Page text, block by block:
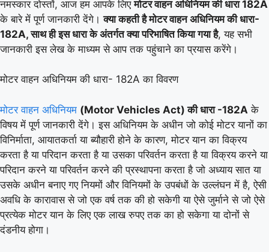
नमस्कार दोस्तों, आज हम आपके लिएमोटर वाहन अधिनियम की धारा 182A
के बारे में पूर्ण जानकारी देंगे।क्या कहती है मोटर वाहन अधिनियम की धारा-
182A, साथ ही इस धारा के अंतर्गत क्या परिभाषित किया गया है, यह सभी
जानकारी इस लेख के माध्यम से आप तक पहुंचाने का प्रयास करेंगे।
मोटर वाहन अधिनियम की धारा- 182A का विवरण
मोटर वाहन अधिनियम (Motor Vehicles Act) की धारा -182A के
विषय में पूर्ण जानकारी देंगे। इस अधिनियम के अधीन जो कोई मोटर यानों का
विनिर्माता, आयातकर्ता या ब्यौहारी होने के कारण, मोटर यान का विक्रय
करता है या परिदान करता है या उसका परिवर्तन करता है या विक्रय करने या
परिदान करने या परिवर्तन करने की प्रस्थापना करता है जो अध्याय सात या
उसके अधीन बनाए गए नियमों और विनियमों के उपबंधों के उल्लंघन में है, ऐसी
अवधि के कारावास से जो एक वर्ष तक की हो सकेगी या ऐसे जुर्माने से जो ऐसे
प्रत्येक मोटर यान के लिए एक लाख रुपए तक का हो सकेगा या दोनों से
दंडनीय होगा।